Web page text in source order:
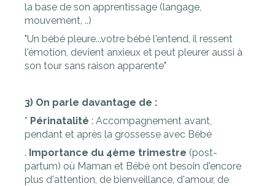
la base de son apprentissage (langage,
mouvement, ..)
"Un bébé pleure...votre bébé l'entend, il ressent
l'émotion, devient anxieux et peut pleurer aussi à
son tour sans raison apparente"
3) On parle davantage de :
* Périnatalité : Accompagnement avant,
pendant et après la grossesse avec Bébé
. Importance du 4ème trimestre (post-
partum) où Maman et Bébé ont besoin d'encore
plus d'attention, de bienveillance, d'amour, de